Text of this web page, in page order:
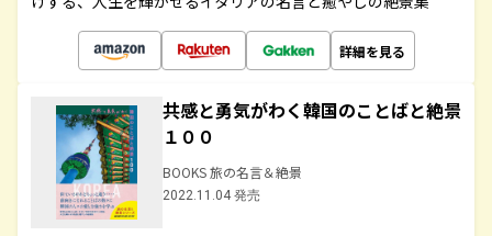
詳細を見る
共感と勇気がわく韓国のことばと絶景
１００
BOOKS 旅の名言＆絶景
2022.11.04 発売